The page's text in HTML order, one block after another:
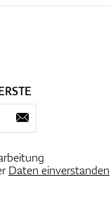
Daten einverstanden